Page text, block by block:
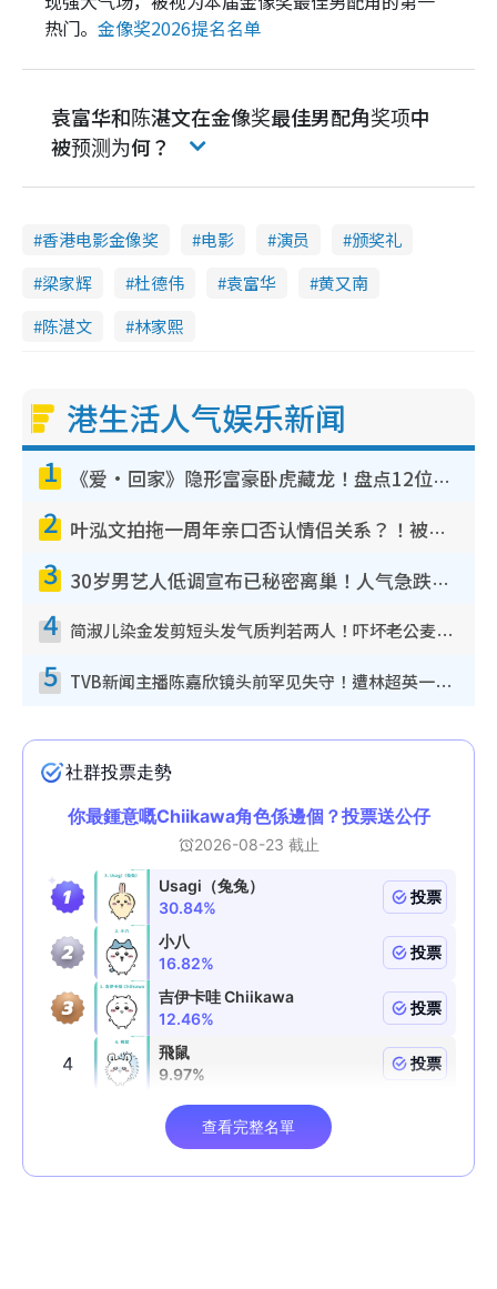
热门。 金像奖2026提名名单
袁富华和陈湛文在金像奖最佳男配角奖项中
被预测为何？
香港电影金像奖 电影 演员
颁奖礼
梁家辉
杜德伟 袁富华
黄又南
陈湛文
林家熙
港生活人气娱乐新闻
1 《爱·回家》隐形富豪卧虎藏龙！盘点12位财气逼人的有钱艺人：这位美女3亿身家不愁做
2 叶泓文拍拖一周年亲口否认情侣关系？！被质疑感情造假竟称GM“普通同事”
3 30岁男艺人低调宣布已秘密离巢！人气急跌变失踪人口：“这几年过得并不容易”
4 简淑儿染金发剪短头发气质判若两人！吓坏老公麦大力都认不出：“你做什么？”
5 TVB新闻主播陈嘉欣镜头前罕见失守！遭林超英一句话突袭吓坏当场大笑